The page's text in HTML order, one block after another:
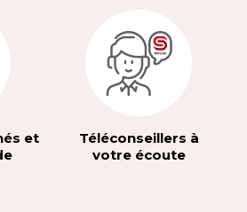
et
Téléconseillers à
votre écoute